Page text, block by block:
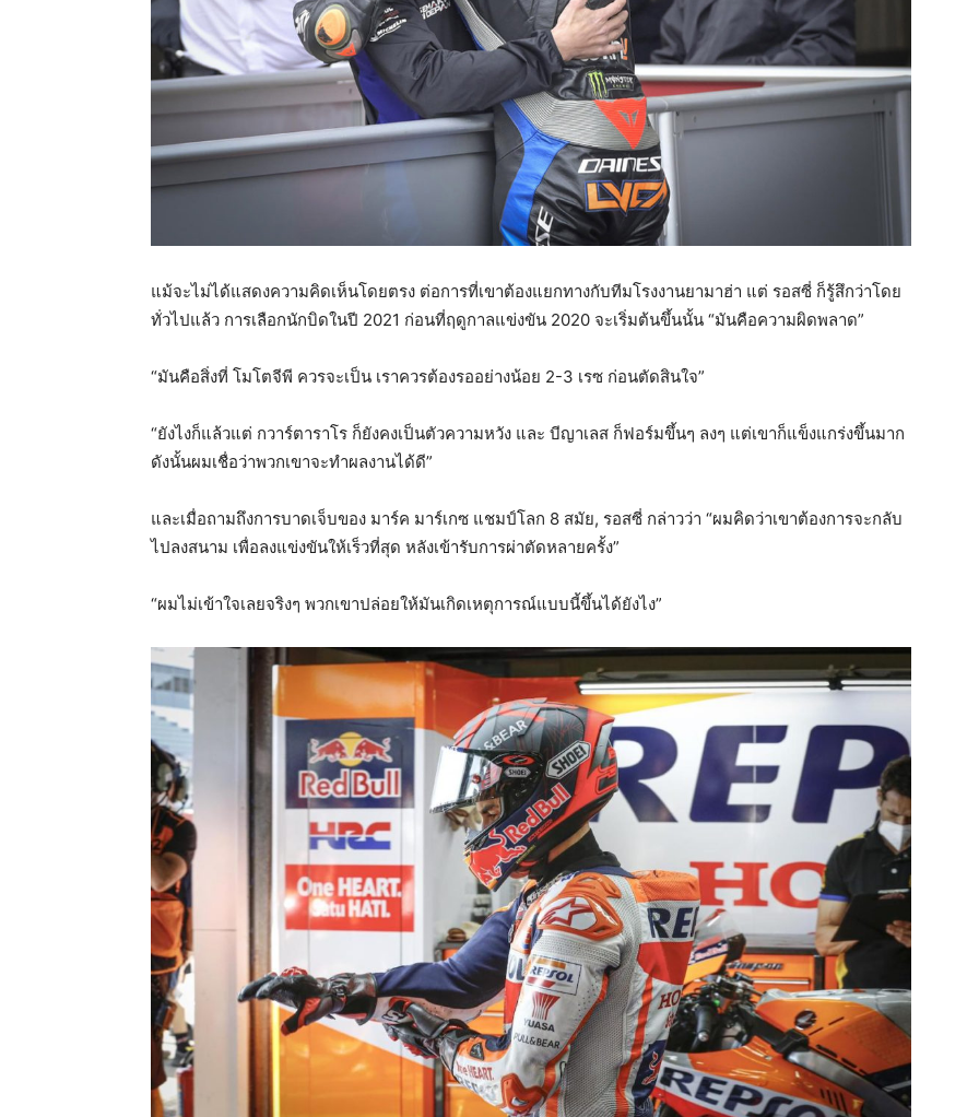
แม้จะไม่ได้แสดงความคิดเห็นโดยตรง ต่อการที่เขาต้องแยกทางกับทีมโรงงานยามาฮ่า แต่ รอสซี่ ก็รู้สึกว่าโดย
ทั่วไปแล้ว การเลือกนักบิดในปี 2021 ก่อนที่ฤดูกาลแข่งขัน 2020 จะเริ่มต้นขึ้นนั้น “มันคือความผิดพลาด”
“มันคือสิ่งที่ โมโตจีพี ควรจะเป็น เราควรต้องรออย่างน้อย 2-3 เรซ ก่อนตัดสินใจ”
“ยังไงก็แล้วแต่ กวาร์ตาราโร ก็ยังคงเป็นตัวความหวัง และ บีญาเลส ก็ฟอร์มขึ้นๆ ลงๆ แต่เขาก็แข็งแกร่งขึ้นมาก
ดังนั้นผมเชื่อว่าพวกเขาจะทำผลงานได้ดี”
และเมื่อถามถึงการบาดเจ็บของ มาร์ค มาร์เกซ แชมป์โลก 8 สมัย, รอสซี่ กล่าวว่า “ผมคิดว่าเขาต้องการจะกลับ
ไปลงสนาม เพื่อลงแข่งขันให้เร็วที่สุด หลังเข้ารับการผ่าตัดหลายครั้ง”
“ผมไม่เข้าใจเลยจริงๆ พวกเขาปล่อยให้มันเกิดเหตุการณ์แบบนี้ขึ้นได้ยังไง”